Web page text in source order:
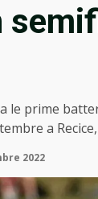
le prime
a
2022